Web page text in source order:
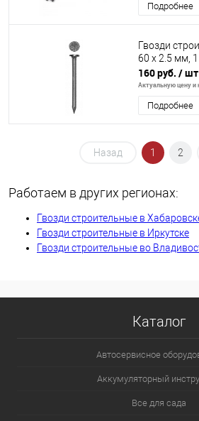
Подробнее
Гвозди
60 х 2.5 мм,
160 руб. / шт
Актуальную цену и
Подробнее
Назад 1 2
Работаем в других регионах:
Гвозди строительные в
Гвозди строительные в Иркутске
Гвозди строительные во
Каталог
Автосервисное
Аккумуляторный
Все для сада